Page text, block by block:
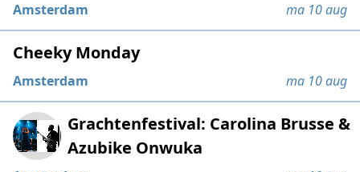
Amsterdam ma 10 aug
Cheeky Monday
Amsterdam ma 10 aug
Grachtenfestival: Carolina Brusse &
Azubike Onwuka